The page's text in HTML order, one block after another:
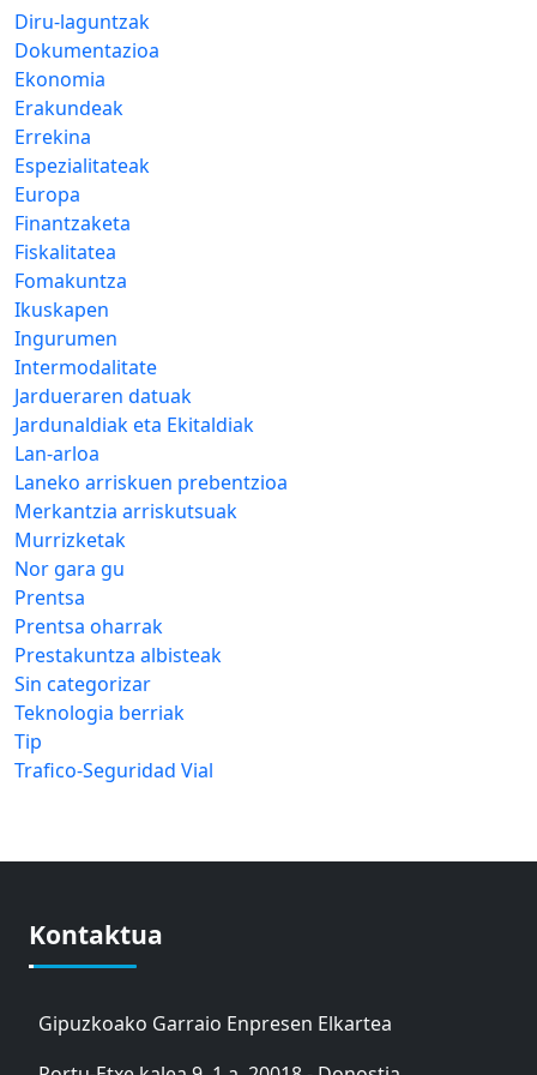
Diru-laguntzak
Dokumentazioa
Ekonomia
Erakundeak
Errekina
Espezialitateak
Europa
Finantzaketa
Fiskalitatea
Fomakuntza
Ikuskapen
Ingurumen
Intermodalitate
Jardueraren datuak
Jardunaldiak eta Ekitaldiak
Lan-arloa
Laneko arriskuen prebentzioa
Merkantzia arriskutsuak
Murrizketak
Nor gara gu
Prentsa
Prentsa oharrak
Prestakuntza albisteak
Sin categorizar
Teknologia berriak
Tip
Trafico-Seguridad Vial
Kontaktua
Gipuzkoako Garraio Enpresen Elkartea